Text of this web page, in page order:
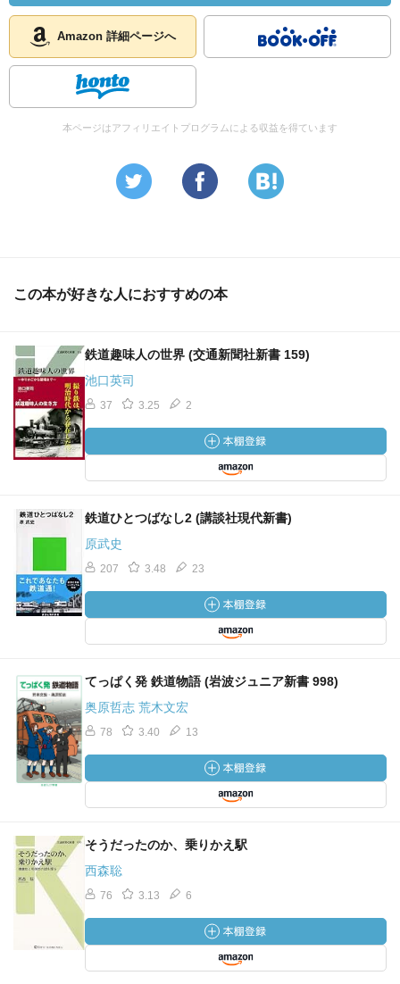
Amazon 詳細ページへ
本ページはアフィリエイトプログラムによる収益を得ています
この本が好きな人におすすめの本
鉄道趣味人の世界 (交通新聞社新書 159)
池口英司
37 3.25 2
鉄道ひとつばなし2 (講談社現代新書)
原武史
207 3.48 23
てっぱく発 鉄道物語 (岩波ジュニア新書 998)
奥原哲志 荒木文宏
78 3.40 13
そうだったのか、乗りかえ駅
西森聡
76 3.13 6